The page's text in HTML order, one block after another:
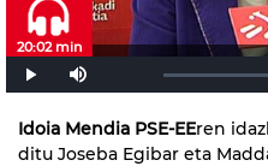
20:02 min
Idoia Mendia PSE-EEren
ditu Joseba Egibar eta